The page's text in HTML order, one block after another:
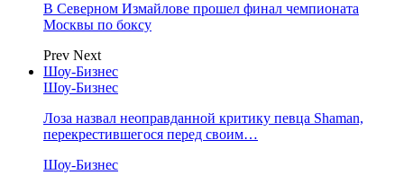
В Северном Измайлове прошел финал чемпионата
Москвы по боксу
Prev Next
Шоу-Бизнес
Шоу-Бизнес
Лоза назвал неоправданной критику певца Shaman,
перекрестившегося перед своим…
Шоу-Бизнес